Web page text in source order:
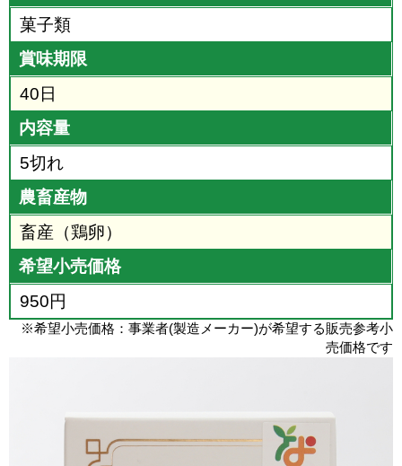
菓子類
賞味期限
40日
内容量
5切れ
農畜産物
畜産（鶏卵）
希望小売価格
950円
※希望小売価格：事業者(製造メーカー)が希望する販売参考小
売価格です